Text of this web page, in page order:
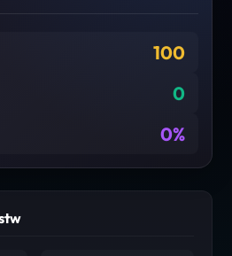
100
0
0%